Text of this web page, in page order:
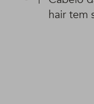
hair tem